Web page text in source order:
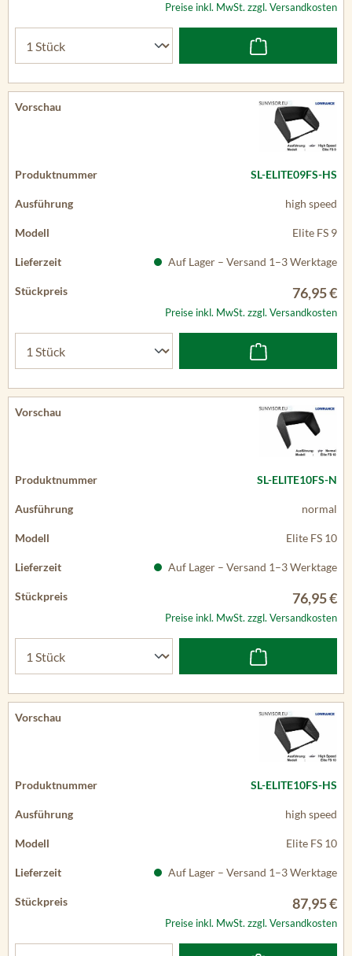
Preise inkl. MwSt. zzgl. Versandkosten
SL-ELITE09FS-HS
high speed
Elite FS 9
Auf Lager – Versand 1–3 Werktage
76,95 €
Preise inkl. MwSt. zzgl. Versandkosten
SL-ELITE10FS-N
normal
Elite FS 10
Auf Lager – Versand 1–3 Werktage
76,95 €
Preise inkl. MwSt. zzgl. Versandkosten
SL-ELITE10FS-HS
high speed
Elite FS 10
Auf Lager – Versand 1–3 Werktage
87,95 €
Preise inkl. MwSt. zzgl. Versandkosten